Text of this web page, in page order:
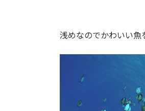
浅めなのでかわいい魚